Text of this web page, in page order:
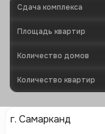
Сдача комплекса
Площадь квартир
Количество домов
Количество квартир
г. Самарканд